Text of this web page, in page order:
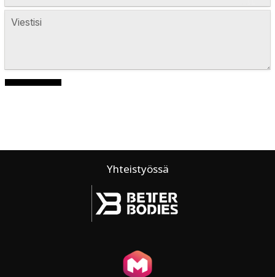
Yhteistyössä